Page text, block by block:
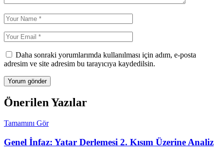
Daha sonraki yorumlarımda kullanılması için adım, e-posta
adresim ve site adresim bu tarayıcıya kaydedilsin.
Önerilen Yazılar
Tamamını Gör
Genel İnfaz: Yatar Derlemesi 2. Kısım Üzerine Analiz